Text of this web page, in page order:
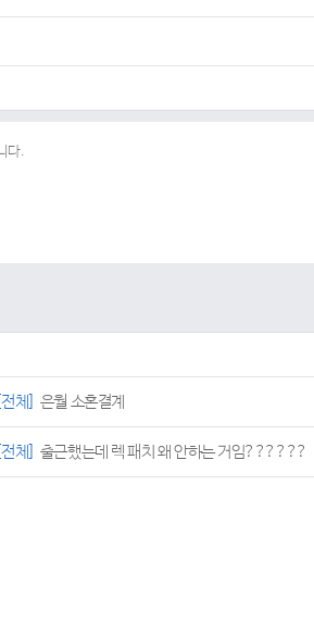
[전체] 은월 소혼결계
[전체] 출근했는데 렉 패치 왜 안하는 거임??????